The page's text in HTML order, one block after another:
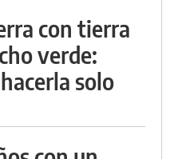
con tierra
verde:
solo